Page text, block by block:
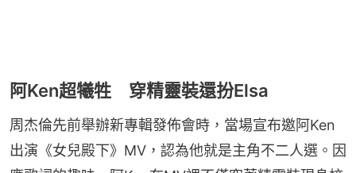
阿Ken超犧牲 穿精靈裝還扮Elsa
周杰倫先前舉辦新專輯發佈會時，當場宣布邀阿Ken
出演《女兒殿下》MV，認為他就是主角不二人選。因